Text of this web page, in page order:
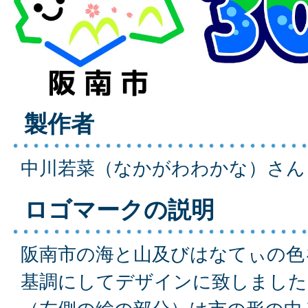
製作者
中川若菜（なかがわわかな）さ
ロゴマークの説明
阪南市の海と山及びはなてぃの
基調にしてデザインに致しまし